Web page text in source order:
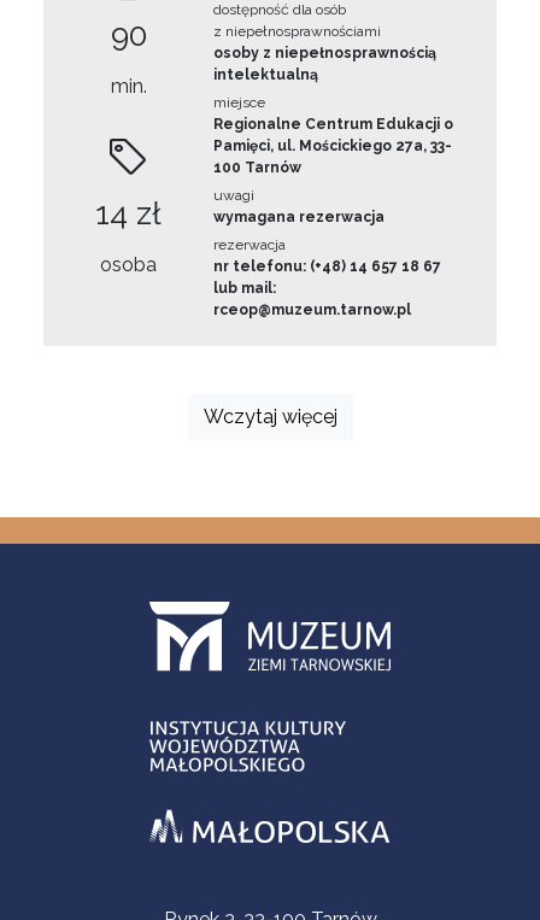
90
min.
14 zł
osoba
dostępność dla osób
z niepełnosprawnościami
osoby z niepełnosprawnością
intelektualną
miejsce
Regionalne Centrum Edukacji o
Pamięci, ul. Mościckiego 27a, 33-
100 Tarnów
uwagi
wymagana rezerwacja
rezerwacja
nr telefonu: (+48) 14 657 18 67
lub mail:
rceop@muzeum.tarnow.pl
Wczytaj więcej
Informacje kontaktowe